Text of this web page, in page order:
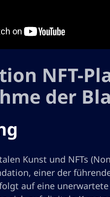
NFT-
der
Kunst und NFTs
einer der
auf eine